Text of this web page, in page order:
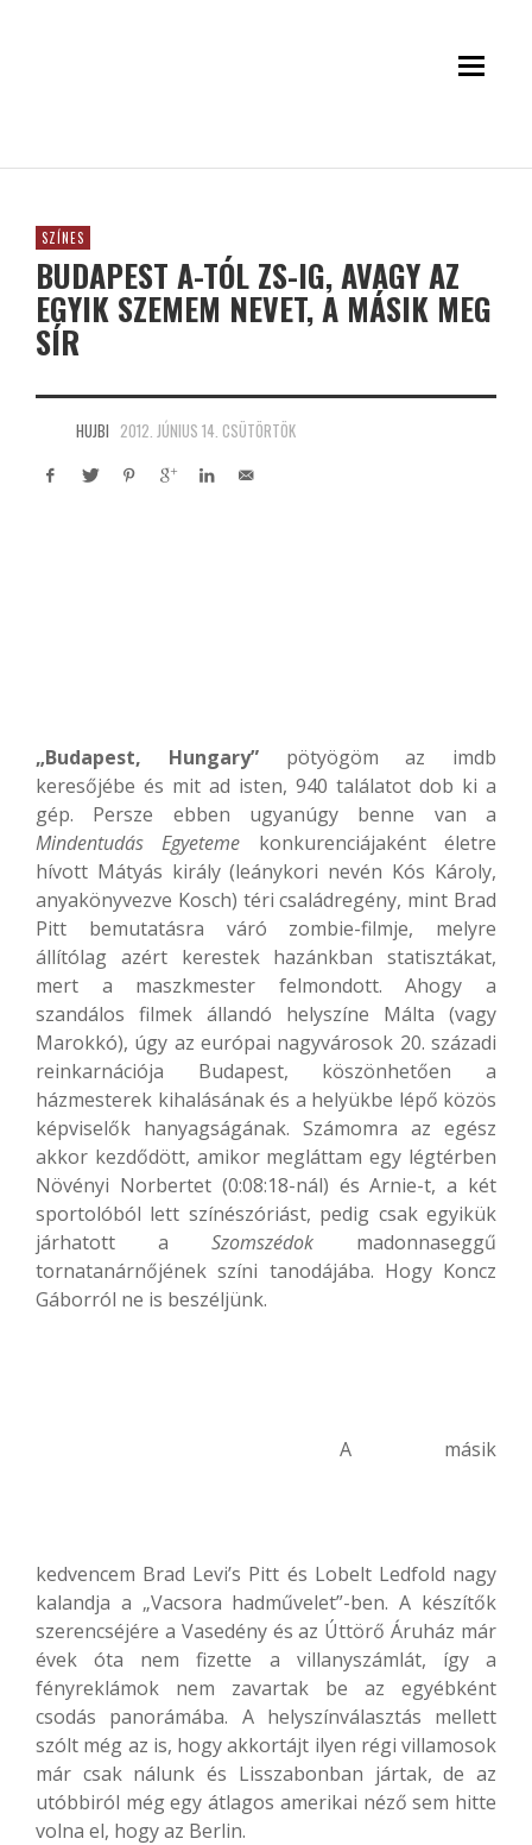
SZÍNES
BUDAPEST A-TÓL ZS-IG, AVAGY AZ
EGYIK SZEMEM NEVET, A MÁSIK MEG
SÍR
HUJBI 2012. JÚNIUS 14. CSÜTÖRTÖK
„Budapest, Hungary”pötyögöm az imdb
keresőjébe és mit ad isten, 940 találatot dob ki a
gép. Persze ebben ugyanúgy benne van a
Mindentudás Egyeteme konkurenciájaként életre
hívott Mátyás király (leánykori nevén Kós Károly,
anyakönyvezve Kosch) téri családregény, mint Brad
Pitt bemutatásra váró zombie-filmje, melyre
állítólag azért kerestek hazánkban statisztákat,
mert a maszkmester felmondott. Ahogy a
szandálos filmek állandó helyszíne Málta (vagy
Marokkó), úgy az európai nagyvárosok 20. századi
reinkarnációja Budapest, köszönhetően a
házmesterek kihalásának és a helyükbe lépő közös
képviselők hanyagságának. Számomra az egész
akkor kezdődött, amikor megláttam egy légtérben
Növényi Norbertet (0:08:18-nál) és Arnie-t, a két
sportolóból lett színészóriást, pedig csak egyikük
járhatott a Szomszédok madonnaseggű
tornatanárnőjének színi tanodájába. Hogy Koncz
Gáborról ne is beszéljünk.
A másik
kedvencem Brad Levi’s Pitt és Lobelt Ledfold nagy
kalandja a „Vacsora hadművelet”-ben. A készítők
szerencséjére a Vasedény és az Úttörő Áruház már
évek óta nem fizette a villanyszámlát, így a
fényreklámok nem zavartak be az egyébként
csodás panorámába. A helyszínválasztás mellett
szólt még az is, hogy akkortájt ilyen régi villamosok
már csak nálunk és Lisszabonban jártak, de az
utóbbiról még egy átlagos amerikai néző sem hitte
volna el, hogy az Berlin.